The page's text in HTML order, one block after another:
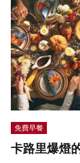
免費早餐
卡路里爆燈